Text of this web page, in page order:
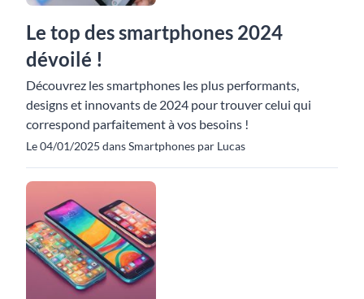
Le top des smartphones 2024
dévoilé !
Découvrez les smartphones les plus performants,
designs et innovants de 2024 pour trouver celui qui
correspond parfaitement à vos besoins !
Le 04/01/2025 dans Smartphones par Lucas